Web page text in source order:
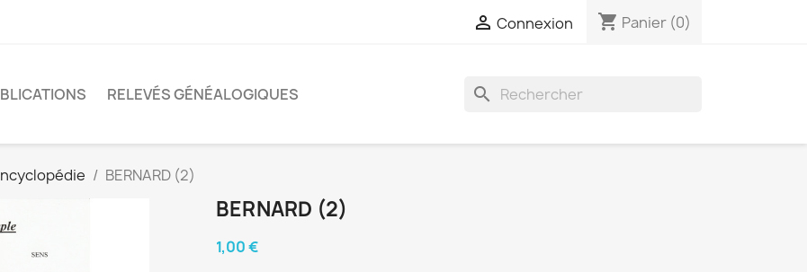
 Connexion shopping_cart Panier (0)
RELEVÉS GÉNÉALOGIQUES search
BERNARD (2)
BERNARD (2)
1,00 €